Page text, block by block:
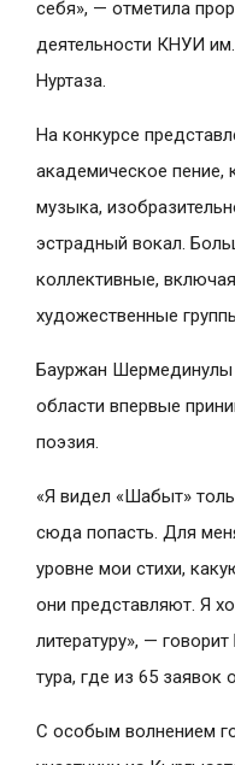
себя», — отметила
деятельности КНУИ
Нуртаза.
На конкурсе
академическое пение,
музыка,
эстрадный вокал.
коллективные,
художественные
Бауржан Шермединулы
области впервые
поэзия.
«Я видел «Шабыт»
сюда попасть. Для
уровне мои стихи,
они представляют. Я
литературу», —
тура, где из 65 заявок
С особым волнением